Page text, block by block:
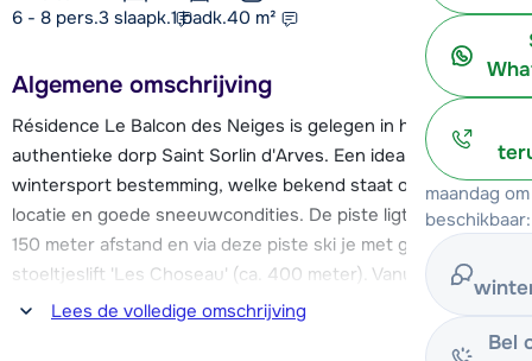
maandag
beschikbaar:
Bel
6 - 8 pers.3 slaapk.1 badk.40 m²
Algemene omschrijving
Résidence Le Balcon des Neiges is gelegen in het
authentieke dorp Saint Sorlin d'Arves. Een ideale
wintersport bestemming, welke bekend staat om de zonnige
locatie en goede sneeuwcondities. De piste ligt op ongeveer
150 meter afstand en via deze piste ski je met gemak naar de
stoeltjeslift 'Les Choseau' (ca. 400 meter). Vanuit hier heb je
verschillende mogelijkheden om het skigebied Les Sybelles
Lees de volledige omschrijving